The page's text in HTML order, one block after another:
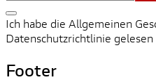
Ich habe die Allgemeinen
Datenschutzrichtlinie gelesen
Footer